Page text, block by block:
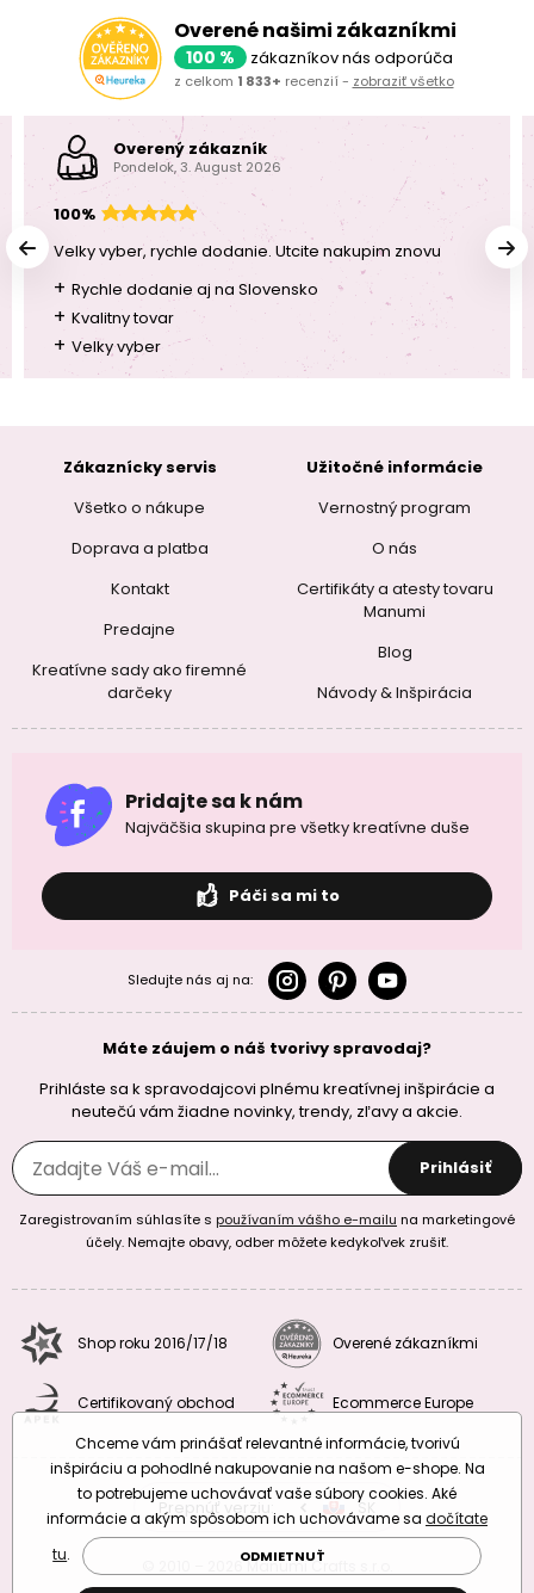
Overené našimi zákazníkmi
100 % zákazníkov nás odporúča
z celkom 1 833+ recenzií - zobraziť všetko
Overený zákazník
Pondelok, 3. August 2026
100%
Velky vyber, rychle dodanie. Utcite nakupim znovu
+ Rychle dodanie aj na Slovensko
+ Kvalitny tovar
+ Velky vyber
Zákaznícky servis
Všetko o nákupe
Doprava a platba
Kontakt
Predajne
Kreatívne sady ako firemné
darčeky
Užitočné informácie
Vernostný program
O nás
Certifikáty a atesty tovaru
Manumi
Blog
Návody & Inšpirácia
Pridajte sa k nám
Najväčšia skupina pre všetky kreatívne duše
Páči sa mi to
Sledujte nás aj na:
Máte záujem o náš tvorivy spravodaj?
Prihláste sa k spravodajcovi plnému kreatívnej inšpirácie a
neutečú vám žiadne novinky, trendy, zľavy a akcie.
Prihlásiť
Zaregistrovaním súhlasíte s používaním vášho e-mailu na marketingové
účely. Nemajte obavy, odber môžete kedykoľvek zrušiť.
Shop roku 2016/17/18 Overené zákazníkmi
Certifikovaný obchod Ecommerce Europe
Prepnúť verziu: CZSK
© 2010 – 2026 Manumi Crafts s.r.o.
Chceme vám prinášať relevantné informácie, tvorivú
inšpiráciu a pohodlné nakupovanie na našom e-shope. Na
to potrebujeme uchovávať vaše súbory cookies. Aké
informácie a akým spôsobom ich uchovávame sa dočítate
tu. ODMIETNUŤ